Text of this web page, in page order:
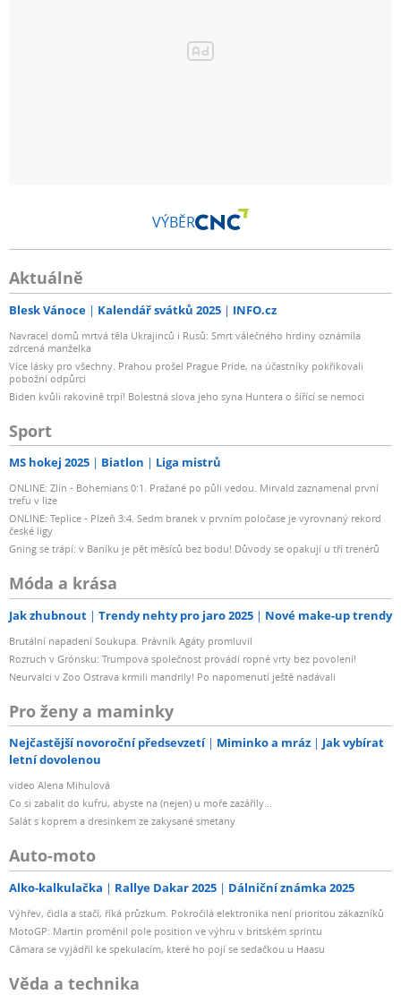
VÝBĚR
Aktuálně
Blesk Vánoce Kalendář svátků 2025 INFO.cz
Navracel domů mrtvá těla Ukrajinců i Rusů: Smrt válečného hrdiny oznámila
zdrcená manželka
Více lásky pro všechny. Prahou prošel Prague Pride, na účastníky pokřikovali
pobožní odpůrci
Biden kvůli rakovině trpí! Bolestná slova jeho syna Huntera o šířící se nemoci
Sport
MS hokej 2025 Biatlon Liga mistrů
ONLINE: Zlín - Bohemians 0:1. Pražané po půli vedou. Mirvald zaznamenal první
trefu v lize
ONLINE: Teplice - Plzeň 3:4. Sedm branek v prvním poločase je vyrovnaný rekord
české ligy
Gning se trápí: v Baníku je pět měsíců bez bodu! Důvody se opakují u tří trenérů
Móda a krása
Jak zhubnout Trendy nehty pro jaro 2025 Nové make-up trendy
Brutální napadení Soukupa. Právník Agáty promluvil
Rozruch v Grónsku: Trumpova společnost provádí ropné vrty bez povolení!
Neurvalci v Zoo Ostrava krmili mandrily! Po napomenutí ještě nadávali
Pro ženy a maminky
Nejčastější novoroční předsevzetí Miminko a mráz
Jak vybírat
letní dovolenou
video Alena Mihulová
Co si zabalit do kufru, abyste na (nejen) u moře zazářily...
Salát s koprem a dresinkem ze zakysané smetany
Auto-moto
Alko-kalkulačka Rallye Dakar 2025 Dálniční známka 2025
Výhřev, čidla a stačí, říká průzkum. Pokročilá elektronika není prioritou zákazníků
MotoGP: Martin proměnil pole position ve výhru v britském sprintu
Câmara se vyjádřil ke spekulacím, které ho pojí se sedačkou u Haasu
Věda a technika